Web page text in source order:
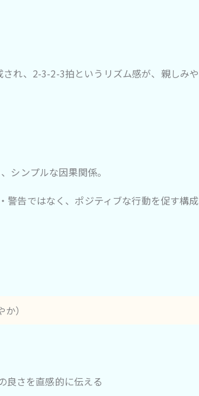
れ、2-3-2-3拍というリズム感が、親しみや
シンプルな因果関係。
警告ではなく、ポジティブな行動を促す構成
）
良さを直感的に伝える